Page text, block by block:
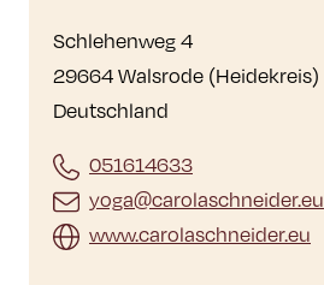
Schlehenweg 4
29664 Walsrode (Heidekreis)
Deutschland
051614633
yoga@carolaschneider.eu
www.carolaschneider.eu